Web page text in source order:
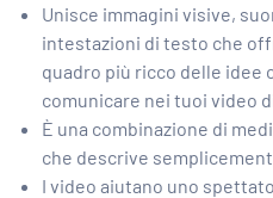
Unisce immagini visive,
intestazioni di testo che
quadro più ricco delle idee
comunicare nei tuoi video
È una combinazione di
che descrive
I video aiutano uno